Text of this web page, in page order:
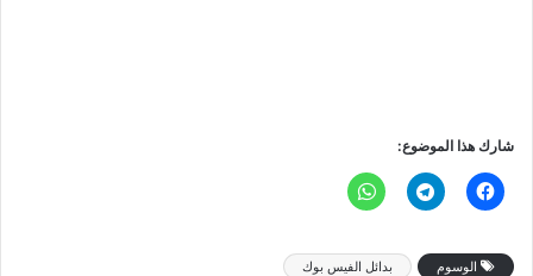
شارك هذا الموضوع:
الوسوم بدائل الفيس بوك